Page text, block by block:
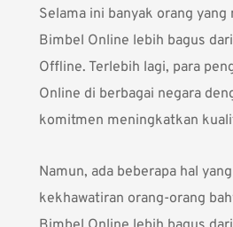
Selama ini banyak orang yang
Bimbel Online lebih bagus
Offline. Terlebih lagi, para
Online di berbagai negara
komitmen meningkatkan
Namun, ada beberapa hal
kekhawatiran orang-orang